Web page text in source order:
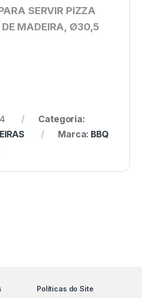
SERVIR PIZZA
MADEIRA, Ø30,5
Categoria:
Marca: BBQ
Políticas do Site